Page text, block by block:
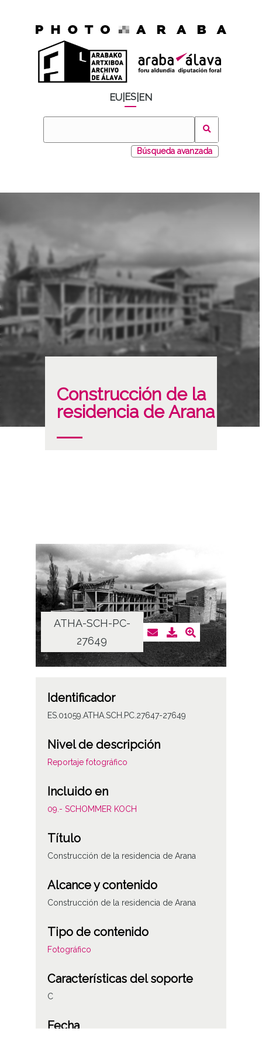
EU ES EN
Búsqueda avanzada
Construcción de la
residencia de Arana
ATHA-SCH-PC-
27649
Identificador
ES.01059.ATHA.SCH.PC.27647-27649
Nivel de descripción
Reportaje fotográfico
Incluido en
09.- SCHOMMER KOCH
Título
Construcción de la residencia de Arana
Alcance y contenido
Construcción de la residencia de Arana
Tipo de contenido
Fotográfico
Características del soporte
C
Fecha